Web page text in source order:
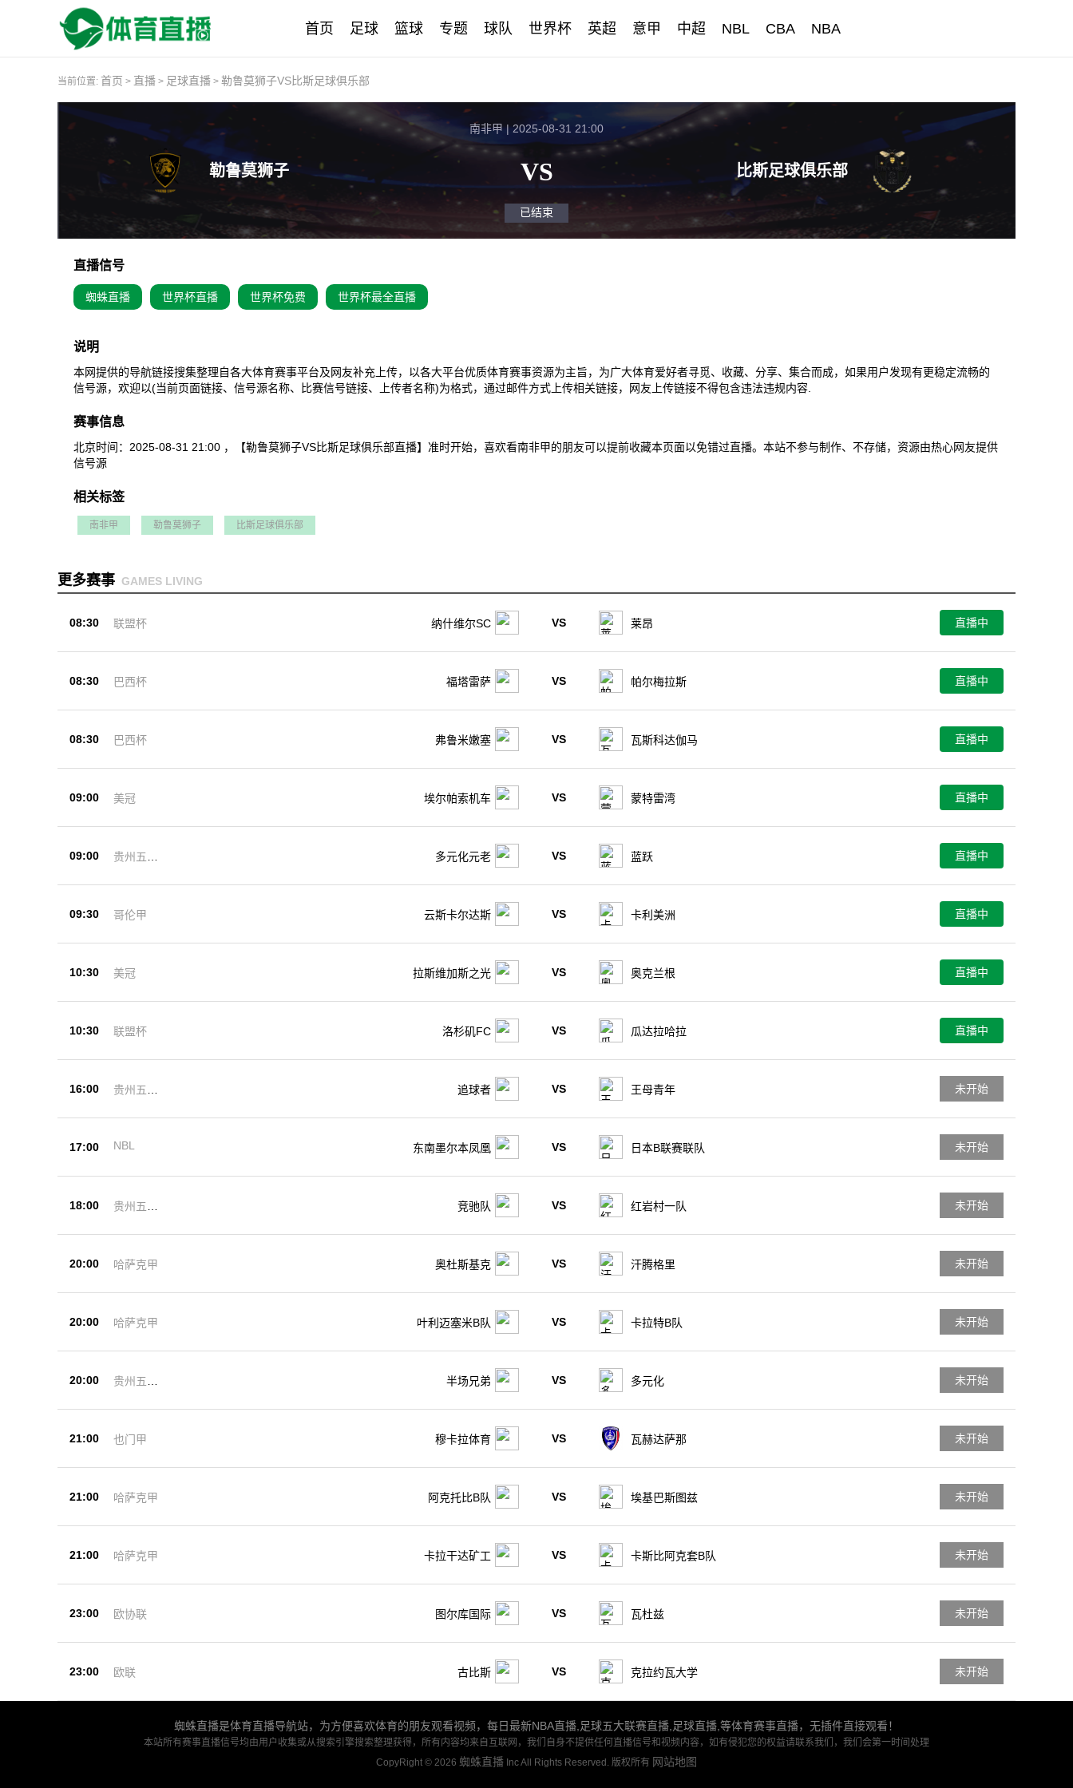
首页 足球 篮球 专题 球队 世界杯 英超 意甲 中超 NBL CBA NBA
当前位置: 首页 > 直播 > 足球直播 > 勒鲁莫狮子VS比斯足球俱乐部
勒鲁莫狮子
南非甲 | 2025-08-31 21:00
VS
已结束
比斯足球俱乐部
直播信号
蜘蛛直播 世界杯直播 世界杯免费 世界杯最全直播
说明
本网提供的导航链接搜集整理自各大体育赛事平台及网友补充上传，以各大平台优质体育赛事资源为主旨，为广大体育爱好者寻觅、收藏、分享、集合而成，如果用户发现有更稳定流畅的
信号源，欢迎以(当前页面链接、信号源名称、比赛信号链接、上传者名称)为格式，通过邮件方式上传相关链接，网友上传链接不得包含违法违规内容.
赛事信息
北京时间：2025-08-31 21:00 ，【勒鲁莫狮子VS比斯足球俱乐部直播】准时开始，喜欢看南非甲的朋友可以提前收藏本页面以免错过直播。本站不参与制作、不存储，资源由热心网友提供
信号源
相关标签
南非甲 勒鲁莫狮子 比斯足球俱乐部
更多赛事 GAMES LIVING
08:30 联盟杯 纳什维尔SC VS 莱昂 直播中
08:30 巴西杯 福塔雷萨 VS 帕尔梅拉斯 直播中
08:30 巴西杯 弗鲁米嫩塞 VS 瓦斯科达伽马 直播中
09:00 美冠 埃尔帕索机车 VS 蒙特雷湾 直播中
09:00
贵州五峰
多元化元老 VS 蓝跃 直播中
09:30 哥伦甲 云斯卡尔达斯 VS 卡利美洲 直播中
10:30 美冠 拉斯维加斯之光 VS 奥克兰根 直播中
10:30 联盟杯 洛杉矶FC VS 瓜达拉哈拉 直播中
16:00
贵州五峰
追球者 VS 王母青年 未开始
17:00 NBL 东南墨尔本凤凰 VS 日本B联赛联队 未开始
18:00
贵州五峰
竞驰队 VS 红岩村一队 未开始
20:00 哈萨克甲 奥杜斯基克 VS 汗腾格里 未开始
20:00 哈萨克甲 叶利迈塞米B队 VS 卡拉特B队 未开始
20:00
贵州五峰
半场兄弟 VS 多元化 未开始
21:00 也门甲 穆卡拉体育 VS 瓦赫达萨那 未开始
21:00 哈萨克甲 阿克托比B队 VS 埃基巴斯图兹 未开始
21:00 哈萨克甲 卡拉干达矿工 VS 卡斯比阿克套B队 未开始
23:00 欧协联 图尔库国际 VS 瓦杜兹 未开始
23:00 欧联 古比斯 VS 克拉约瓦大学 未开始
蜘蛛直播是体育直播导航站，为方便喜欢体育的朋友观看视频，每日最新NBA直播,足球五大联赛直播,足球直播,等体育赛事直播，无插件直接观看！
本站所有赛事直播信号均由用户收集或从搜索引擎搜索整理获得，所有内容均来自互联网，我们自身不提供任何直播信号和视频内容，如有侵犯您的权益请联系我们，我们会第一时间处理
CopyRight © 2026 蜘蛛直播 Inc All Rights Reserved. 版权所有 网站地图